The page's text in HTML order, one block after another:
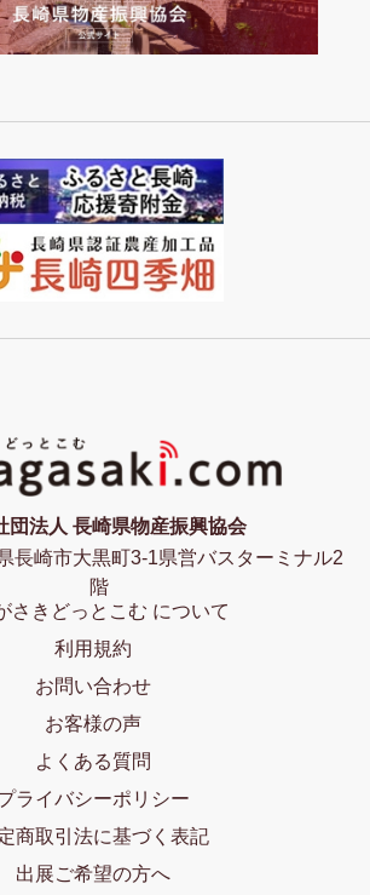
団法人 長崎県物産振興協会
長崎市大黒町3-1県営バスターミナル2
階
さきどっとこむ について
利用規約
お問い合わせ
お客様の声
よくある質問
ライバシーポリシー
商取引法に基づく表記
出展ご希望の方へ